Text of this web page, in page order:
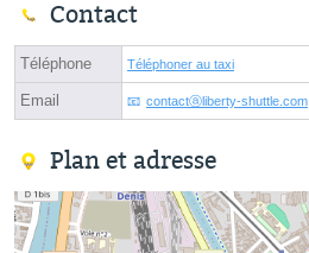
Contact
Téléphone Téléphoner au taxi
Email contactⓐliberty-shuttle.com
Plan et adresse